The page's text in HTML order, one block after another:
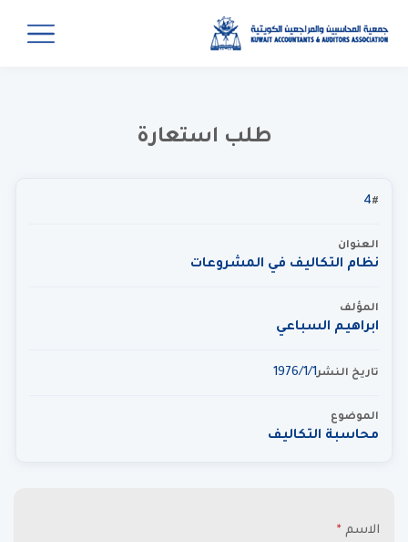
طلب استعارة
#
4
العنوان
نظام التكاليف في المشروعات
المؤلف
ابراهيم السباعي
تاريخ النشر1‏‏/1‏‏/1976
الموضوع
محاسبة التكاليف
الاسم *